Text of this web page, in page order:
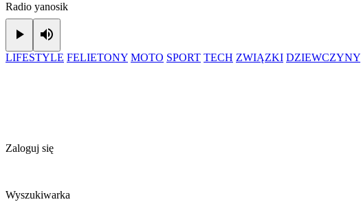
Radio yanosik
Play
LIFESTYLE FELIETONY MOTO SPORT TECH ZWIĄZKI DZIEWCZYNY
Zaloguj się
Wyszukiwarka